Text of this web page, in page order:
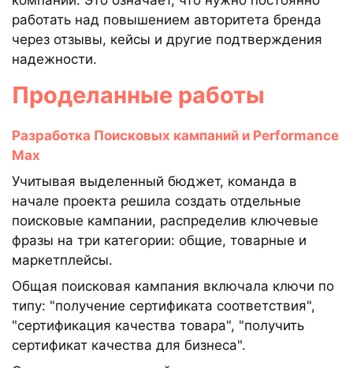
работать над повышением авторитета бренда
через отзывы, кейсы и другие подтверждения
надежности.
Проделанные работы
Разработка Поисковых кампаний и Performance
Max
Учитывая выделенный бюджет, команда в
начале проекта решила создать отдельные
поисковые кампании, распределив ключевые
фразы на три категории: общие, товарные и
маркетплейсы.
Общая поисковая кампания включала ключи по
типу: "получение сертификата соответствия",
"сертификация качества товара", "получить
сертификат качества для бизнеса".